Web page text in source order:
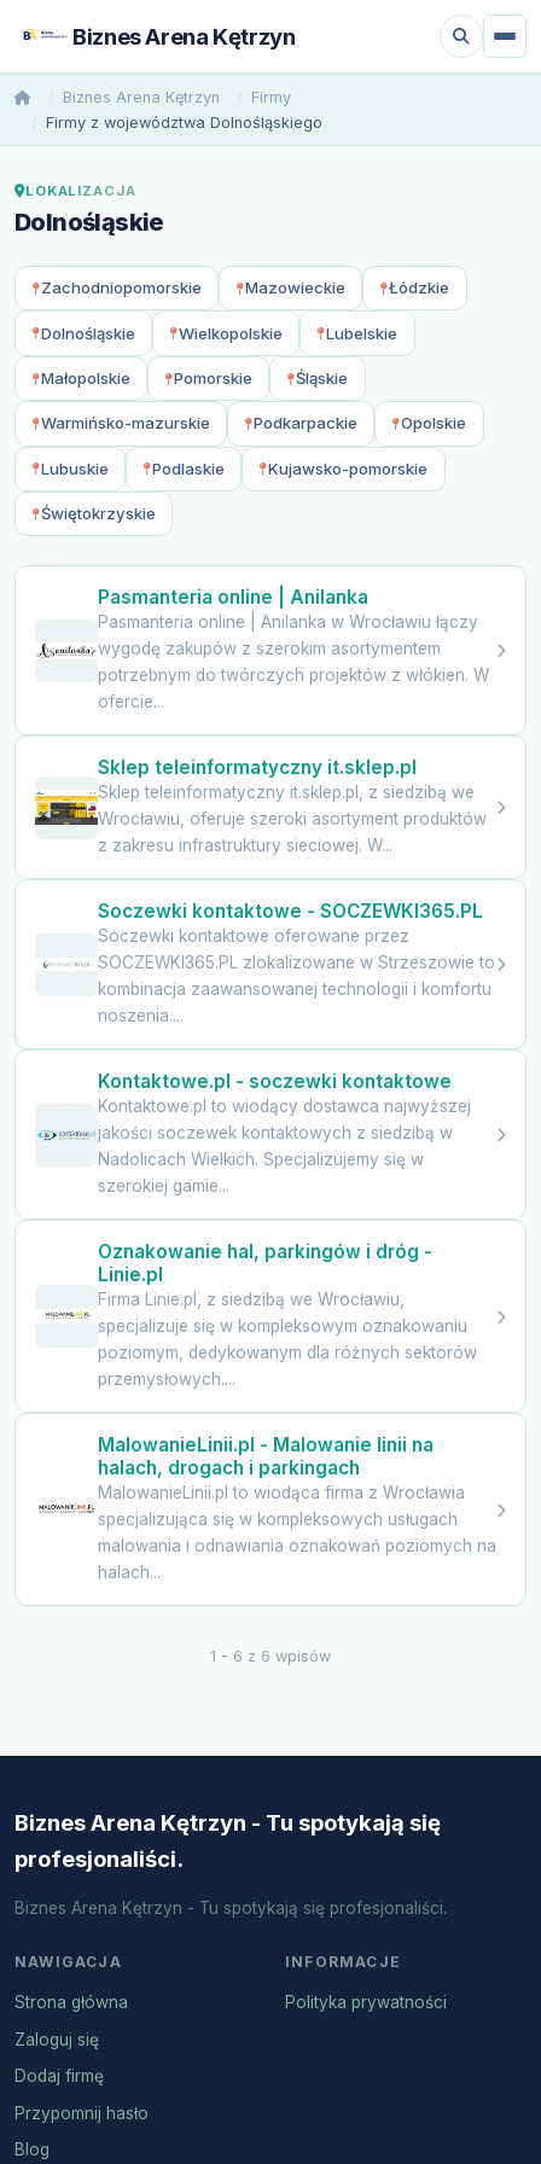
Biznes Arena Kętrzyn
Biznes Arena Kętrzyn
Firmy
Firmy z województwa Dolnośląskiego
LOKALIZACJA
Dolnośląskie
Zachodniopomorskie Mazowieckie Łódzkie
Dolnośląskie Wielkopolskie Lubelskie
Małopolskie Pomorskie Śląskie
Warmińsko-mazurskie Podkarpackie Opolskie
Lubuskie Podlaskie Kujawsko-pomorskie
Świętokrzyskie
Pasmanteria online | Anilanka
Pasmanteria online | Anilanka w Wrocławiu łączy
wygodę zakupów z szerokim asortymentem
potrzebnym do twórczych projektów z włókien. W
ofercie...
Sklep teleinformatyczny it.sklep.pl
Sklep teleinformatyczny it.sklep.pl, z siedzibą we
Wrocławiu, oferuje szeroki asortyment produktów
z zakresu infrastruktury sieciowej. W...
Soczewki kontaktowe - SOCZEWKI365.PL
Soczewki kontaktowe oferowane przez
SOCZEWKI365.PL zlokalizowane w Strzeszowie to
kombinacja zaawansowanej technologii i komfortu
noszenia....
Kontaktowe.pl - soczewki kontaktowe
Kontaktowe.pl to wiodący dostawca najwyższej
jakości soczewek kontaktowych z siedzibą w
Nadolicach Wielkich. Specjalizujemy się w
szerokiej gamie...
Oznakowanie hal, parkingów i dróg -
Linie.pl
Firma Linie.pl, z siedzibą we Wrocławiu,
specjalizuje się w kompleksowym oznakowaniu
poziomym, dedykowanym dla różnych sektorów
przemysłowych....
MalowanieLinii.pl - Malowanie linii na
halach, drogach i parkingach
MalowanieLinii.pl to wiodąca firma z Wrocławia
specjalizująca się w kompleksowych usługach
malowania i odnawiania oznakowań poziomych na
halach...
1 - 6 z 6 wpisów
Biznes Arena Kętrzyn - Tu spotykają się
profesjonaliści.
Biznes Arena Kętrzyn - Tu spotykają się profesjonaliści.
NAWIGACJA
Strona główna
Zaloguj się
Dodaj firmę
Przypomnij hasło
Blog
INFORMACJE
Polityka prywatności